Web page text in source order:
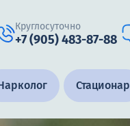
Круглосуточно
+7 (905) 483-87-88
Стационар